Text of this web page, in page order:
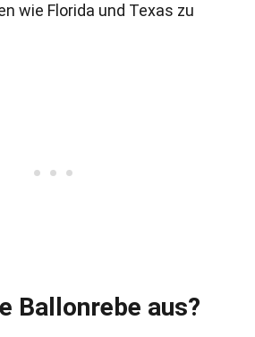
wie Florida und Texas zu
Ballonrebe aus?